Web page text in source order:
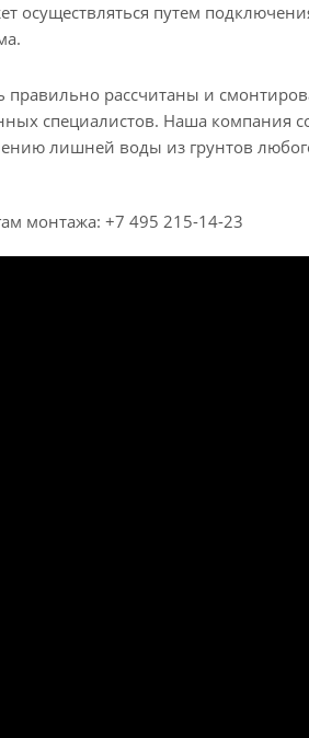
осуществляться путем
рассчитаны и
специалистов. Наша компания
лишней воды из грунтов
монтажа: +7 495 215-14-23